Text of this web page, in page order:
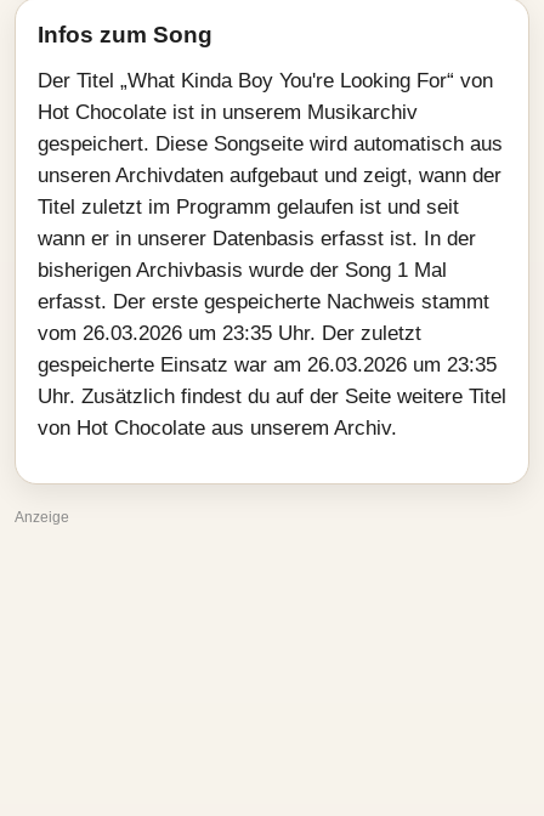
Infos zum Song
Der Titel „What Kinda Boy You're Looking For“ von
Hot Chocolate ist in unserem Musikarchiv
gespeichert. Diese Songseite wird automatisch aus
unseren Archivdaten aufgebaut und zeigt, wann der
Titel zuletzt im Programm gelaufen ist und seit
wann er in unserer Datenbasis erfasst ist. In der
bisherigen Archivbasis wurde der Song 1 Mal
erfasst. Der erste gespeicherte Nachweis stammt
vom 26.03.2026 um 23:35 Uhr. Der zuletzt
gespeicherte Einsatz war am 26.03.2026 um 23:35
Uhr. Zusätzlich findest du auf der Seite weitere Titel
von Hot Chocolate aus unserem Archiv.
Anzeige